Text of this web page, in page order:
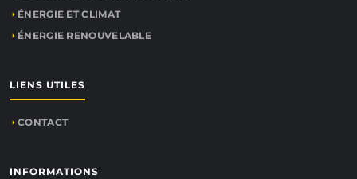
ÉNERGIE ET CLIMAT
ÉNERGIE RENOUVELABLE
LIENS UTILES
CONTACT
INFORMATIONS